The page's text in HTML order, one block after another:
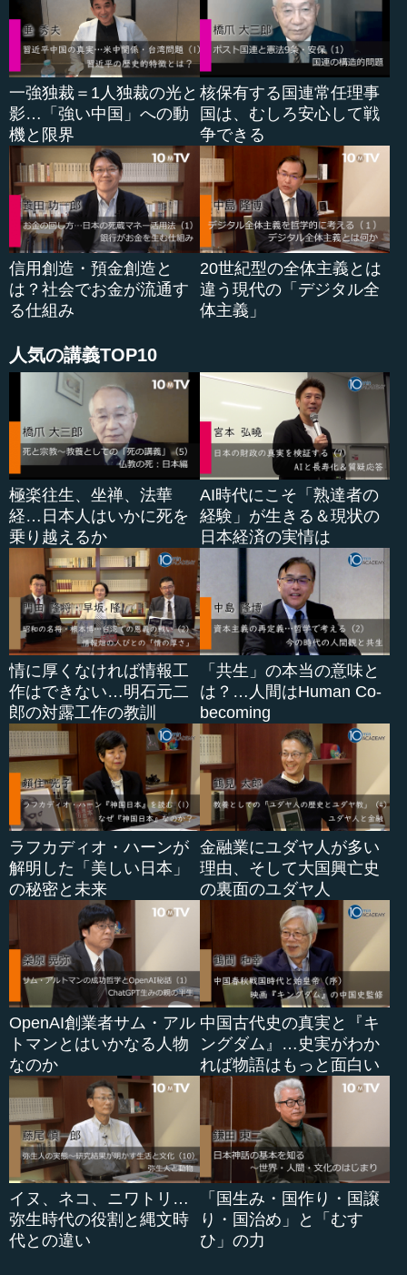
実は、投票日前まで、多くのマスコミや選挙の専門家、
政治家たちは、今回の選挙は自民党の３００議席を巡る攻
防ではないかと考えていました。自民党単独で３分の２を
占める、あるいは３００議席を超えるといった予測が出て
いる一方で、自民党が３００議席を割ると、安倍晋三首相
に対して自民党内から異論を挟む人も出てくるのではない
かと言われていたのです。これが「３００議席を巡る自民
党内の攻防」の意味です。しかし、総選挙の前後で議席数
はそれほど変わりませんでした。さらに内閣も改造しない
と言っています。それでは、この選挙の前後で何が変わっ
たのだろうかという疑問が出てきます。
自民党が勝ち過ぎていた場合、何が起きたかといえば、
自民党内の勘違い、つまり、自分たちは完全に勝利したと
とおごりになります。おごりや勘違いが党内で起きるかど
うか。これは今後も見ておかなければならない...
一強独裁＝1人独裁の光と
影…「強い中国」への動
機と限界
核保有する国連常任理事
国は、むしろ安心して戦
争できる
信用創造・預金創造と
は？社会でお金が流通す
る仕組み
20世紀型の全体主義とは
違う現代の「デジタル全
体主義」
人気の講義TOP10
極楽往生、坐禅、法華
経…日本人はいかに死を
乗り越えるか
AI時代にこそ「熟達者の
経験」が生きる＆現状の
日本経済の実情は
情に厚くなければ情報工
作はできない…明石元二
郎の対露工作の教訓
「共生」の本当の意味と
は？…人間はHuman Co-
becoming
ラフカディオ・ハーンが
解明した「美しい日本」
の秘密と未来
金融業にユダヤ人が多い
理由、そして大国興亡史
の裏面のユダヤ人
OpenAI創業者サム・アル
トマンとはいかなる人物
なのか
中国古代史の真実と『キ
ングダム』…史実がわか
れば物語はもっと面白い
イヌ、ネコ、ニワトリ…
弥生時代の役割と縄文時
代との違い
「国生み・国作り・国譲
り・国治め」と「むす
ひ」の力